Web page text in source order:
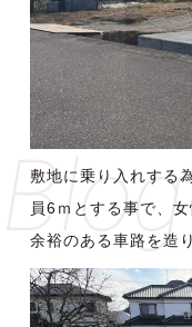
Blog
敷地に乗り入れする
員6ｍとする事で、
余裕のある車路を造